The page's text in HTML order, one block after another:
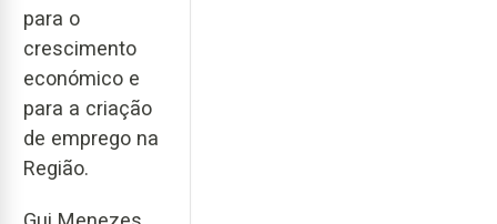
para o
crescimento
económico e
para a criação
de emprego na
Região.